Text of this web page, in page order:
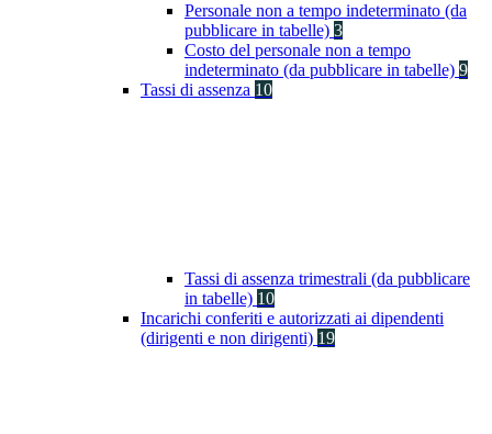
Personale non a tempo indeterminato (da
pubblicare in tabelle) 3
Costo del personale non a tempo
indeterminato (da pubblicare in tabelle) 9
Tassi di assenza 10
Tassi di assenza trimestrali (da pubblicare
in tabelle) 10
Incarichi conferiti e autorizzati ai dipendenti
(dirigenti e non dirigenti) 19